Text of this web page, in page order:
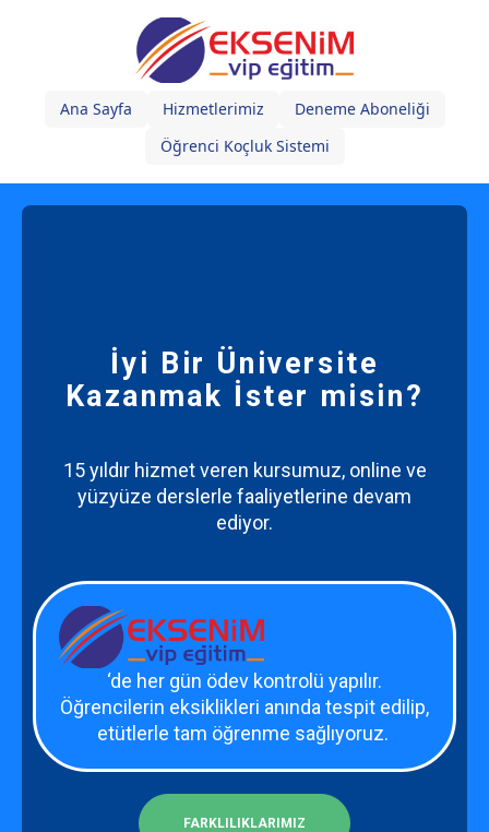
Ana Sayfa Hizmetlerimiz
Deneme Aboneliği
Öğrenci Koçluk Sistemi
İyi Bir Üniversite
Kazanmak İster misin?
15 yıldır hizmet veren kursumuz, online ve
yüzyüze derslerle faaliyetlerine devam
ediyor.
‘de her gün ödev kontrolü yapılır.
Öğrencilerin eksiklikleri anında tespit edilip,
etütlerle tam öğrenme sağlıyoruz.
FARKLILIKLARIMIZ